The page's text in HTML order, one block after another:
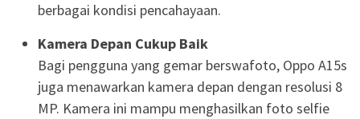
berbagai kondisi pencahayaan.
Kamera Depan Cukup Baik
Bagi pengguna yang gemar berswafoto, Oppo A15s
juga menawarkan kamera depan dengan resolusi 8
MP. Kamera ini mampu menghasilkan foto selfie